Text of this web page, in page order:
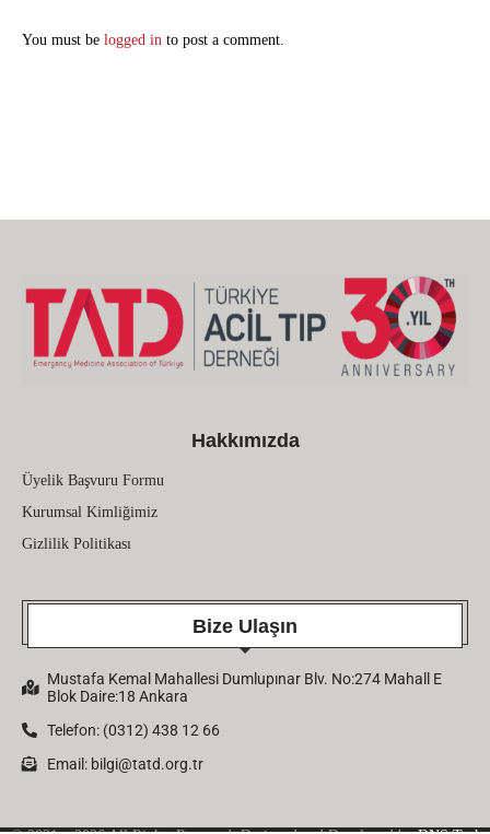
You must be logged in to post a comment.
Hakkımızda
Üyelik Başvuru Formu
Kurumsal Kimliğimiz
Gizlilik Politikası
Bize Ulaşın
Mustafa Kemal Mahallesi Dumlupınar Blv. No:274 Mahall E
Blok Daire:18 Ankara
Telefon: (0312) 438 12 66
Email: bilgi@tatd.org.tr